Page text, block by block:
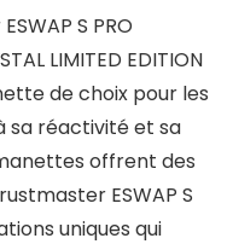
S PRO
LIMITED EDITION
de choix pour les
sa réactivité et sa
offrent des
ESWAP S
uniques qui